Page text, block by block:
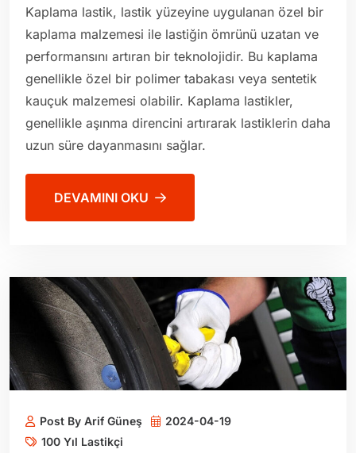
Kaplama lastik, lastik yüzeyine uygulanan özel bir
kaplama malzemesi ile lastiğin ömrünü uzatan ve
performansını artıran bir teknolojidir. Bu kaplama
genellikle özel bir polimer tabakası veya sentetik
kauçuk malzemesi olabilir. Kaplama lastikler,
genellikle aşınma direncini artırarak lastiklerin daha
uzun süre dayanmasını sağlar.
DEVAMINI OKU
Post By Arif Güneş
2024-04-19
100 Yıl Lastikçi